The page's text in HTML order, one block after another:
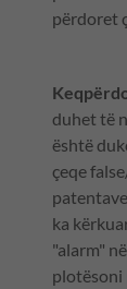
përdoret
duhet të
është
çeqe
ka
"alarm"
plotësoni